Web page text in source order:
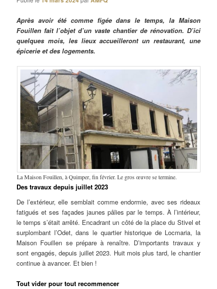
Après avoir été comme figée dans le temps, la Maison
Fouillen fait l’objet d’un vaste chantier de rénovation. D’ici
quelques mois, les lieux accueilleront un restaurant, une
épicerie et des logements.
La Maison Fouillen, à Quimper, fin février. Le gros œuvre se termine.
Des travaux depuis juillet 2023
De l’extérieur, elle semblait comme endormie, avec ses rideaux
fatigués et ses façades jaunes pâlies par le temps. À l’intérieur,
le temps s’était arrêté. Encadrant un côté de la place du Stivel et
surplombant l’Odet, dans le quartier historique de Locmaria, la
Maison Fouillen se prépare à renaître. D’importants travaux y
sont engagés, depuis juillet 2023. Huit mois plus tard, le chantier
continue à avancer. Et bien !
Tout vider pour tout recommencer